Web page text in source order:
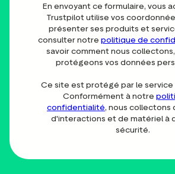
En envoyant ce formulaire, vous
Trustpilot utilise vos
présenter ses produits et
consulter notre politique de
savoir comment nous
protégeons vos données
Ce site est protégé par le service
Conformément à notre
confidentialité, nous collectons
d'interactions et de matériel à
sécurité.